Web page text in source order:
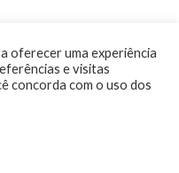
chifres. Sempre!
oferecer uma experiência
e visitas
concorda com o uso dos